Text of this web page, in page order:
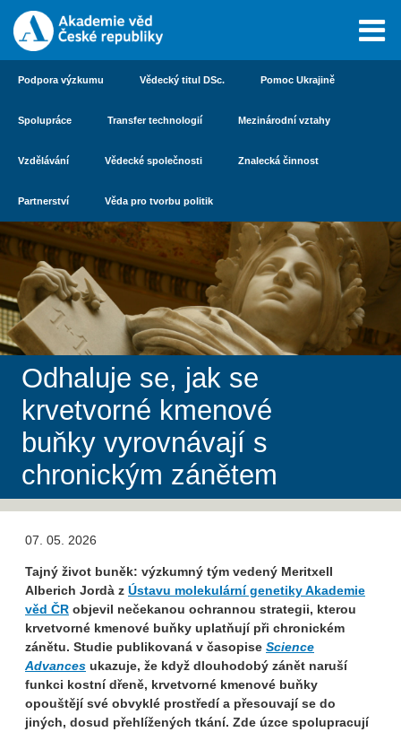
Podpora výzkumu Vědecký titul DSc. Pomoc Ukrajině
Spolupráce Transfer technologií Mezinárodní vztahy
Vzdělávání Vědecké společnosti Znalecká činnost
Partnerství Věda pro tvorbu politik
Odhaluje se, jak se
krvetvorné kmenové
buňky vyrovnávají s
chronickým zánětem
07. 05. 2026
Tajný život buněk: výzkumný tým vedený Meritxell
Alberich Jordà z Ústavu molekulární genetiky Akademie
věd ČR objevil nečekanou ochrannou strategii, kterou
krvetvorné kmenové buňky uplatňují při chronickém
zánětu. Studie publikovaná v časopise Science
Advances ukazuje, že když dlouhodobý zánět naruší
funkci kostní dřeně, krvetvorné kmenové buňky
opouštějí své obvyklé prostředí a přesouvají se do
jiných, dosud přehlížených tkání. Zde úzce spolupracují